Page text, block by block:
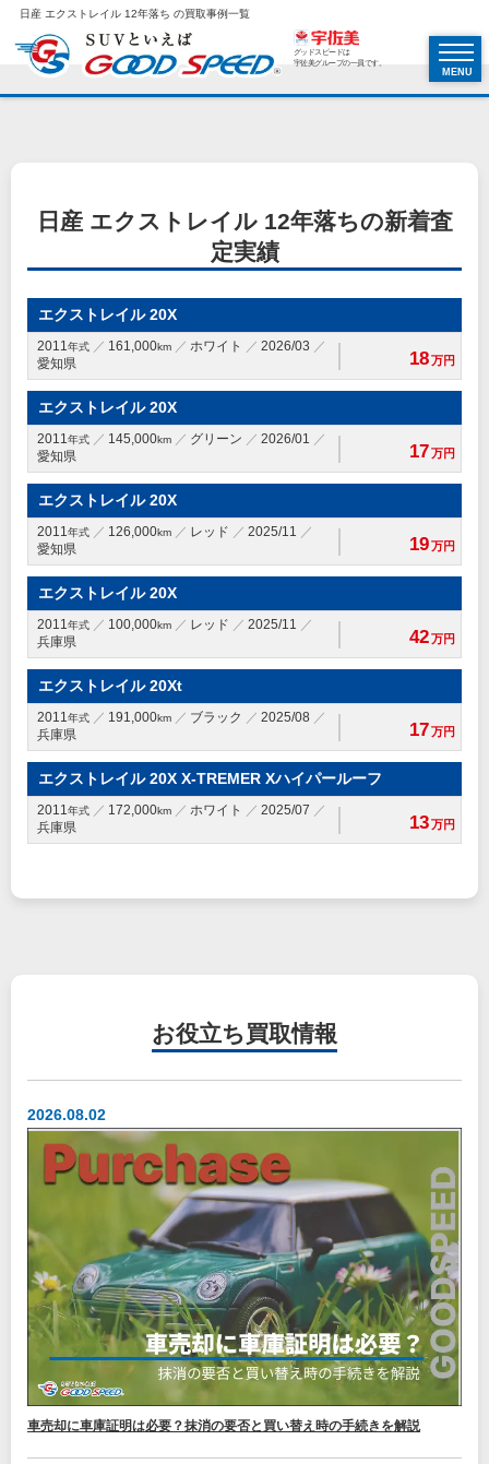
日産 エクストレイル 12年落ち の買取事例一覧
グッドスピードは
宇佐美グループの一員です。
MENU
日産 エクストレイル 12年落ちの新着査
定実績
エクストレイル 20X
2011年式 161,000km ホワイト
2026/03
愛知県
18万円
エクストレイル 20X
2011年式 145,000km グリーン
2026/01
愛知県
17万円
エクストレイル 20X
2011年式 126,000km レッド
2025/11
愛知県
19万円
エクストレイル 20X
2011年式 100,000km レッド
2025/11
兵庫県
42万円
エクストレイル 20Xt
2011年式 191,000km ブラック
2025/08
兵庫県
17万円
エクストレイル 20X X-TREMER Xハイパールーフ
2011年式 172,000km ホワイト
2025/07
兵庫県
13万円
お役立ち 買取情報
2026.08.02
車売却に車庫証明は必要？抹消の要否と買い替え時の手続きを解説